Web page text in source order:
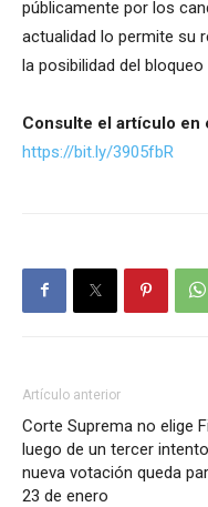
públicamente por los
actualidad lo permite su
la posibilidad del bloqueo
Consulte el artículo en
https://bit.ly/3905fbR
Artículo anterior
Corte Suprema no elige
luego de un tercer
nueva votación queda
23 de enero